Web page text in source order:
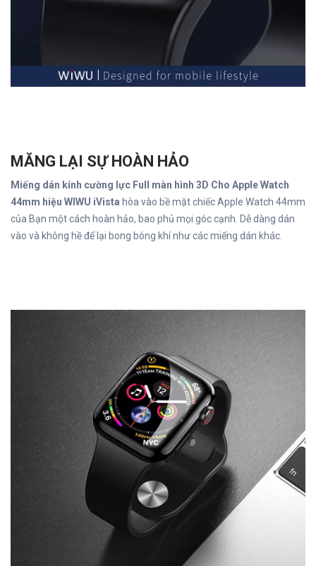
MĂNG LẠI SỰ HOÀN HẢO
Miếng dán kính cường lực Full màn hình 3D Cho Apple Watch
44mm hiệu WIWU iVista hòa vào bề mặt chiếc Apple Watch 44mm
của Bạn một cách hoàn hảo, bao phủ mọi góc cạnh. Dễ dàng dán
vào và không hề để lại bong bóng khí như các miếng dán khác.